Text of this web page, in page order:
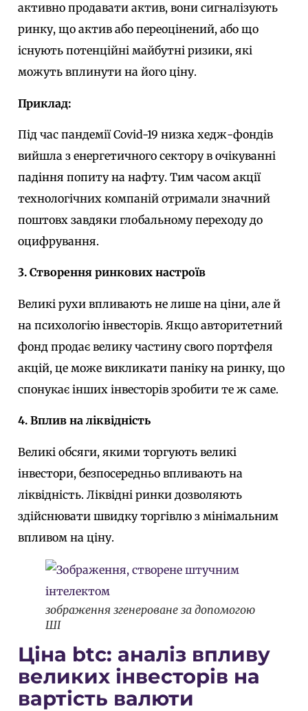
активно продавати актив, вони сигналізують
ринку, що актив або переоцінений, або що
існують потенційні майбутні ризики, які
можуть вплинути на його ціну.
Приклад:
Під час пандемії Covid-19 низка хедж-фондів
вийшла з енергетичного сектору в очікуванні
падіння попиту на нафту. Тим часом акції
технологічних компаній отримали значний
поштовх завдяки глобальному переходу до
оцифрування.
3. Створення ринкових настроїв
Великі рухи впливають не лише на ціни, але й
на психологію інвесторів. Якщо авторитетний
фонд продає велику частину свого портфеля
акцій, це може викликати паніку на ринку, що
спонукає інших інвесторів зробити те ж саме.
4. Вплив на ліквідність
Великі обсяги, якими торгують великі
інвестори, безпосередньо впливають на
ліквідність. Ліквідні ринки дозволяють
здійснювати швидку торгівлю з мінімальним
впливом на ціну.
зображення згенероване за допомогою
ШІ
Ціна btc: аналіз впливу
великих інвесторів на
вартість валюти